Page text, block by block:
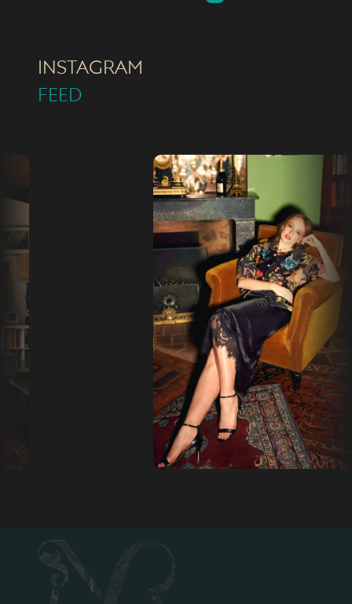
INSTAGRAM
FEED